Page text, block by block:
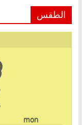
الطقس
mon